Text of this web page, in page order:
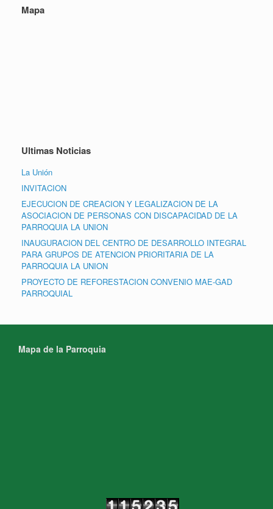
Mapa
Ultimas Noticias
La Unión
INVITACION
EJECUCION DE CREACION Y LEGALIZACION DE LA
ASOCIACION DE PERSONAS CON DISCAPACIDAD DE LA
PARROQUIA LA UNION
INAUGURACION DEL CENTRO DE DESARROLLO INTEGRAL
PARA GRUPOS DE ATENCION PRIORITARIA DE LA
PARROQUIA LA UNION
PROYECTO DE REFORESTACION CONVENIO MAE-GAD
PARROQUIAL
Mapa de la Parroquia